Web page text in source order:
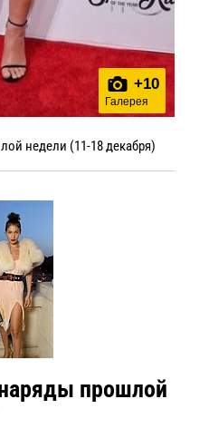
+10
Галерея
недели (11-18 декабря)
прошлой